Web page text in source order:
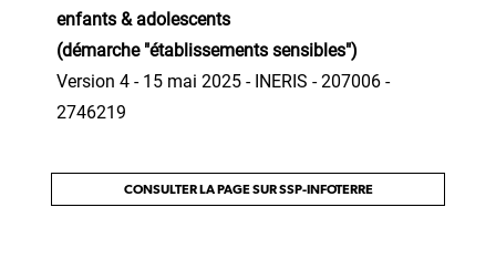
enfants & adolescents
(démarche "établissements sensibles")
Version 4 - 15 mai 2025 - INERIS - 207006 -
2746219
CONSULTER LA PAGE SUR SSP-INFOTERRE